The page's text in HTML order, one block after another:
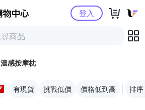
Yahoo購物中心登入
溫感按摩枕
有現貨 挑戰低價 價格低到高 排序